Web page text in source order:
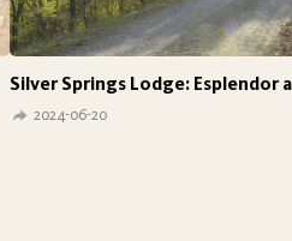
Silver Springs Lodge: Esplendor
2024-06-20